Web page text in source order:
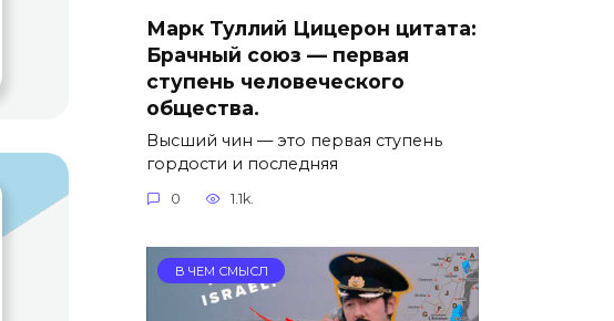
Марк Туллий Цицерон цитата:
Брачный союз — первая
ступень человеческого
общества.
Высший чин — это первая ступень
гордости и последняя
0 1.1k.
В ЧЕМ СМЫСЛ